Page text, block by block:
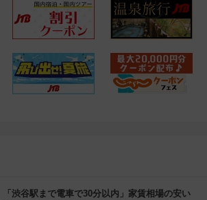
「渋谷駅まで電車で30分以内」家賃相場の安い